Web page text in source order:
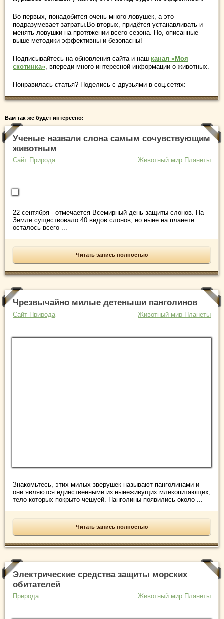
Во-первых, понадобится очень много ловушек, а это
подразумевает затраты.Во-вторых, придётся устанавливать и
менять ловушки на протяжении всего сезона. Но, описанные
выше методики эффективны и безопасны!
Подписывайтесь на обновления сайта и наш канал «Моя
скотинка» , впереди много интересной информации о животных.
Понравилась статья? Поделись с друзьями в соц.сетях:
Вам так же будет интересно:
Ученые назвали слона самым сочувствующим
животным
Сайт Природа Животный мир Планеты
22 сентября - отмечается Всемирный день защиты слонов. На
Земле существовало 40 видов слонов, но ныне на планете
осталось всего ...
Читать запись полностью
Чрезвычайно милые детеныши панголинов
Сайт Природа Животный мир Планеты
Знакомьтесь, этих милых зверушек называют панголинами и
они являются единственными из нынеживущих млекопитающих,
тело которых покрыто чешуей. Панголины появились около ...
Читать запись полностью
Электрические средства защиты морских
обитателей
Природа Животный мир Планеты